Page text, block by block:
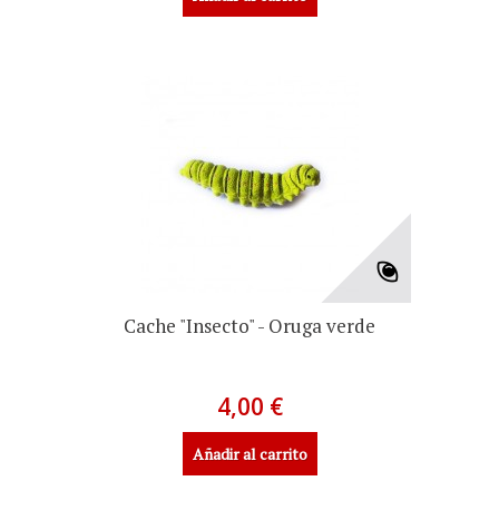
Cache "Insecto" - Oruga verde
4,00 €
Añadir al carrito